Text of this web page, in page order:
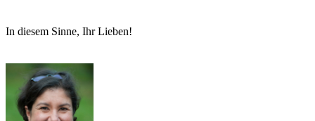
In diesem Sinne, Ihr Lieben!